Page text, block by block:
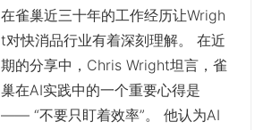
在雀巢近三十年的工作经历让Wrigh
t对快消品行业有着深刻理解。 在近
期的分享中，Chris Wright坦言，雀
巢在AI实践中的一个重要心得是
—— “不要只盯着效率”。 他认为AI